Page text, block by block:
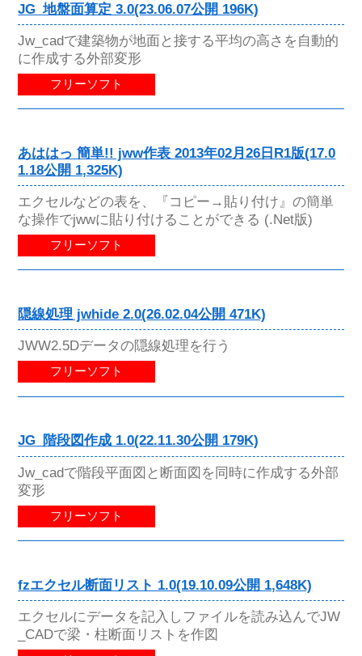
JG_地盤面算定 3.0(23.06.07公開 196K)
Jw_cadで建築物が地面と接する平均の高さを自動的
に作成する外部変形
フリーソフト
あははっ 簡単!! jww作表 2013年02月26日R1版(17.0
1.18公開 1,325K)
エクセルなどの表を、『コピー→貼り付け』の簡単
な操作でjwwに貼り付けることができる (.Net版)
フリーソフト
隠線処理 jwhide 2.0(26.02.04公開 471K)
JWW2.5Dデータの隠線処理を行う
フリーソフト
JG_階段図作成 1.0(22.11.30公開 179K)
Jw_cadで階段平面図と断面図を同時に作成する外部
変形
フリーソフト
fzエクセル断面リスト 1.0(19.10.09公開 1,648K)
エクセルにデータを記入しファイルを読み込んでJW
_CADで梁・柱断面リストを作図